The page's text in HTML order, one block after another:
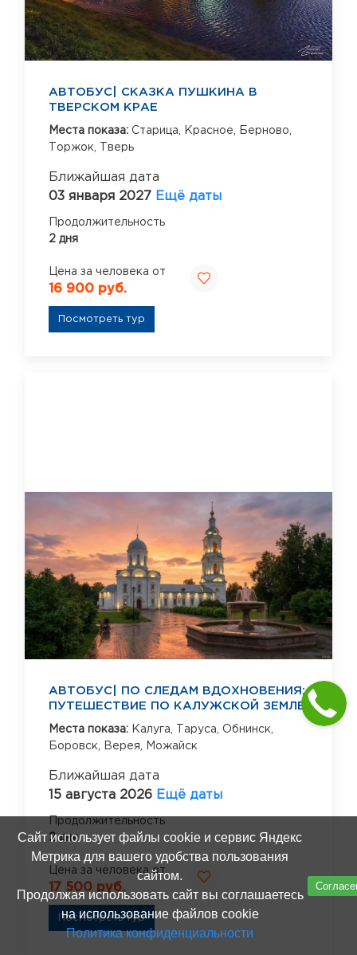
АВТОБУС| СКАЗКА ПУШКИНА В
ТВЕРСКОМ КРАЕ
Места показа: Старица, Красное,
Берново,
Торжок,
Тверь
Ближайшая дата
03 января 2027 Ещё даты
Продолжительность
2 дня
Цена за человека от
16 900 руб.
Посмотреть тур
АВТОБУС| ПО СЛЕДАМ ВДОХНОВЕНИЯ:
ПУТЕШЕСТВИЕ ПО КАЛУЖСКОЙ ЗЕМЛЕ
Места показа: Калуга, Таруса, Обнинск,
Боровск,
Верея, Можайск
Ближайшая дата
15 августа 2026 Ещё даты
Продолжительность
2 дня
Цена за человека от
17 500 руб.
Посмотреть тур
Сайт использует файлы cookie и сервис Яндекс
Метрика для вашего удобства пользования
сайтом.
Продолжая использовать сайт вы соглашаетесь
на использование файлов cookie
Политика конфиденциальности